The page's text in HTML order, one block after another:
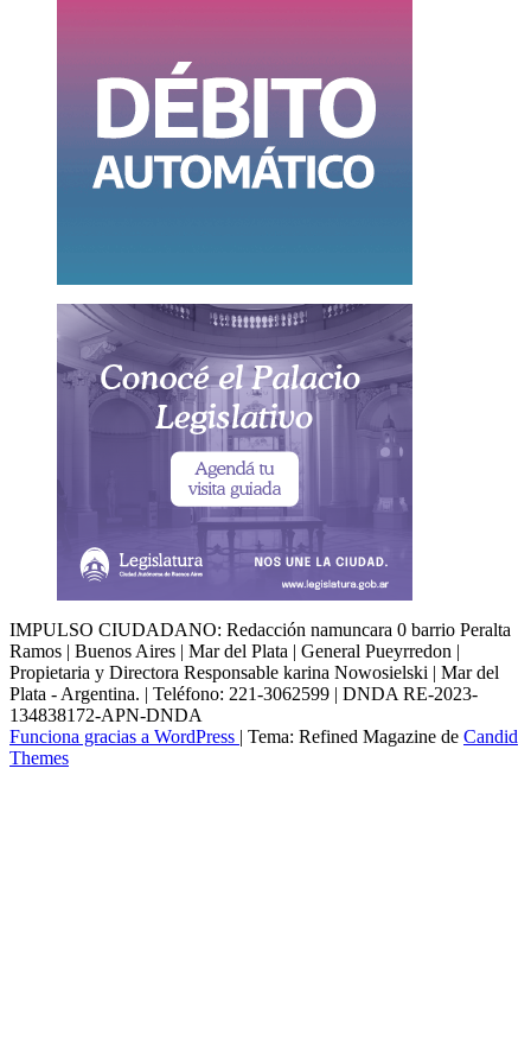
IMPULSO CIUDADANO: Redacción namuncara 0 barrio Peralta
Ramos | Buenos Aires | Mar del Plata | General Pueyrredon |
Propietaria y Directora Responsable karina Nowosielski | Mar del
Plata - Argentina. | Teléfono: 221-3062599 | DNDA RE-2023-
134838172-APN-DNDA
Funciona gracias a WordPress | Tema: Refined Magazine de Candid
Themes